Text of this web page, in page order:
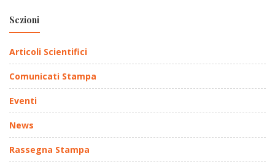
Sezioni
Articoli Scientifici
Comunicati Stampa
Eventi
News
Rassegna Stampa